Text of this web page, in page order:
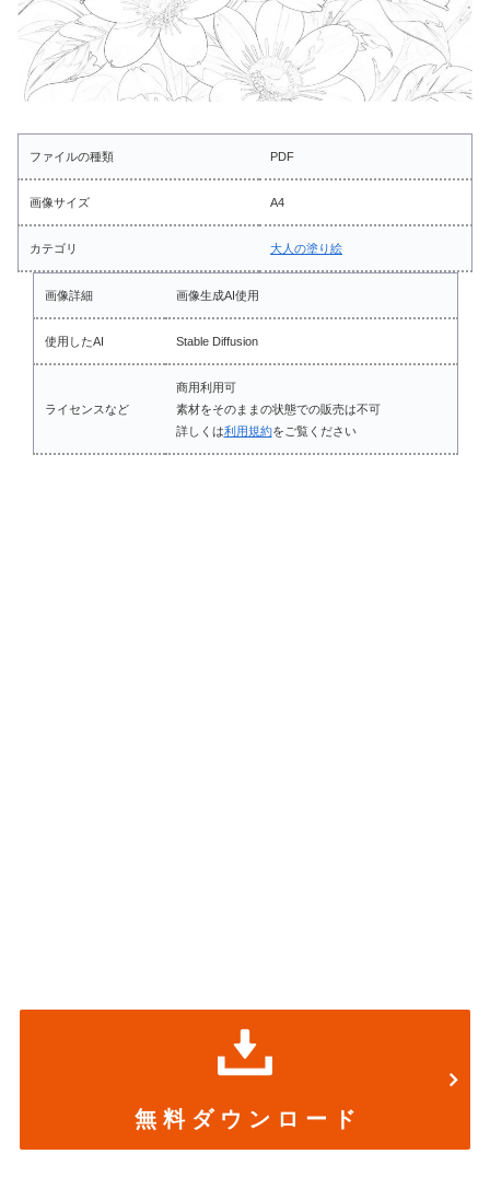
ファイルの種類 PDF
画像サイズ A4
カテゴリ 大人の塗り絵
画像詳細 画像生成AI使用
使用したAI Stable Diffusion
ライセンスなど
商用利用可
素材をそのままの状態での販売は不可
詳しくは利用規約をご覧ください
無 料 ダ ウ ン ロ ー ド